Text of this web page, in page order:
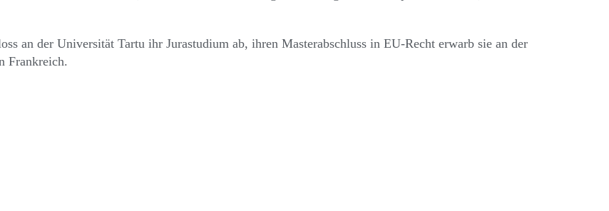
an der Universität Tartu ihr Jurastudium ab, ihren Masterabschluss in EU-Recht erwarb sie an der
Frankreich.